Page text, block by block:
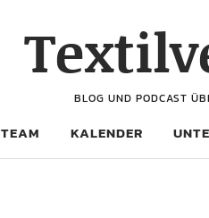
BLOG UND PODCAST
TEAM KALENDER